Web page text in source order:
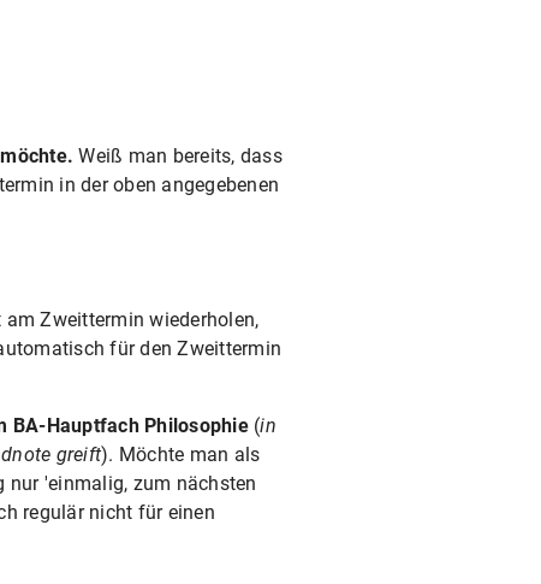
Weiß man bereits, dass
in der oben angegebenen
Zweittermin wiederholen,
für den Zweittermin
BA-Hauptfach Philosophie (in
greift). Möchte man als
nur 'einmalig, zum nächsten
regulär nicht für einen